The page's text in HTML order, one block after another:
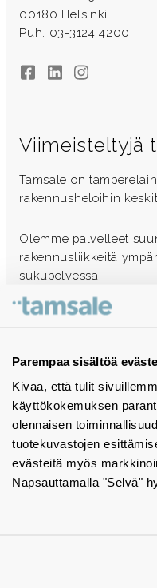
Parempaa sisältöä
Kivaa, että tulit
käyttökokemuksen
olennaisen
tuotekuvastojen
evästeitä myös
Napsauttamalla "Selvä"
00180 Helsinki
Puh. 03-3124 4200
FacebookLinkedInInstagram
Viimeisteltyjä
Tamsale on
rakennusheloihin
Olemme palvelleet
rakennusliikkeitä
sukupolvessa.
Ota yhteyttä -
Tuotekuvastot
Instagram
BIM-objektit
Yhteystiedot
Tiedotteet